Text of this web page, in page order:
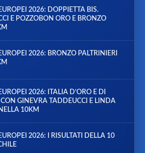
2026: DOPPIETTA BIS.
E POZZOBON ORO E BRONZO
2026: BRONZO PALTRINIERI
2026: ITALIA D’ORO E DI
GINEVRA TADDEUCCI E LINDA
10KM
2026: I RISULTATI DELLA 10